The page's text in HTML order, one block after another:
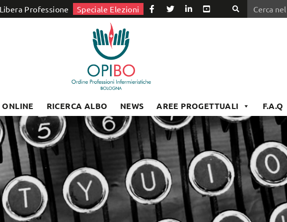
Libera Professione Speciale Elezioni
Cerca
ONLINE RICERCA ALBO NEWS AREE PROGETTUALI F.A.Q